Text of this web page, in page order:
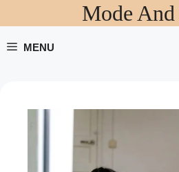
au
contenu
Mode
MENU